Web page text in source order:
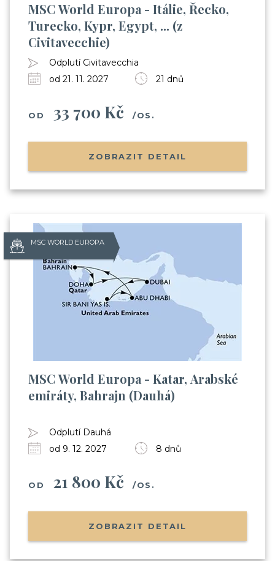
MSC World Europa - Itálie, Řecko,
Turecko, Kypr, Egypt, ... (z
Civitavecchie)
Odplutí Civitavecchia
od 21. 11. 2027
21 dnů
OD 33 700 Kč /OS.
ZOBRAZIT DETAIL
MSC WORLD EUROPA
MSC World Europa - Katar, Arabské
emiráty, Bahrajn (Dauhá)
Odplutí Dauhá
od 9. 12. 2027
8 dnů
OD 21 800 Kč /OS.
ZOBRAZIT DETAIL